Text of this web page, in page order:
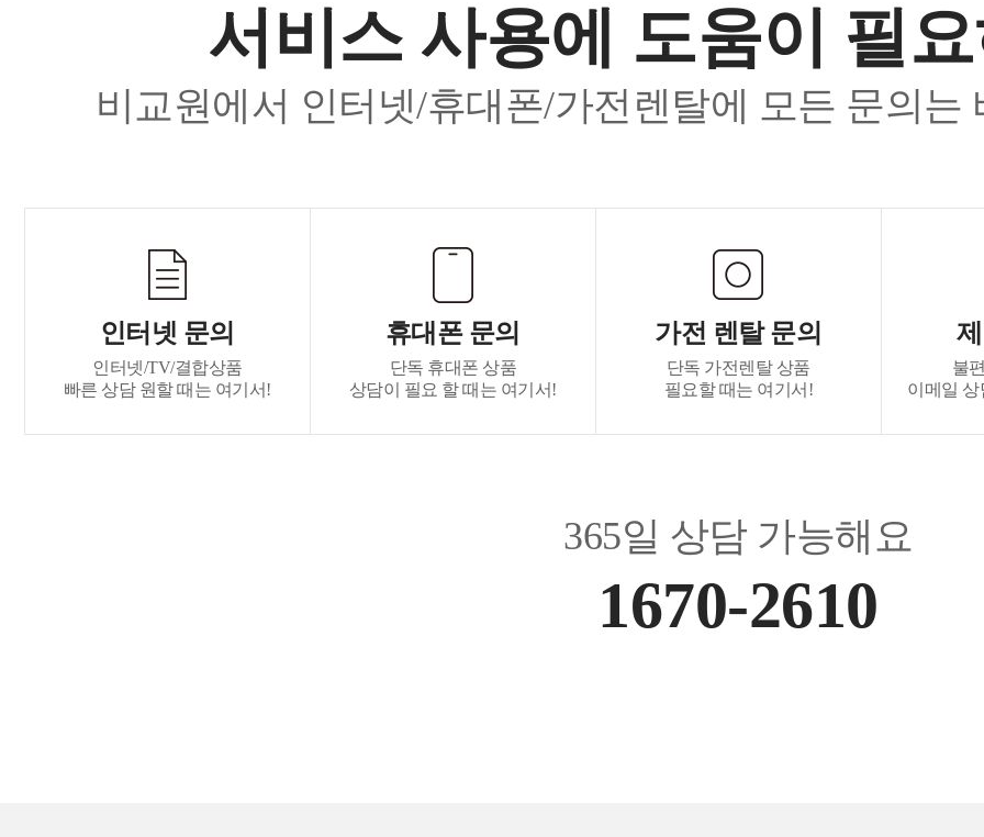
서비스 사용에 도움이 필
비교원에서 인터넷/휴대폰/가전렌탈에 모든 문의는
인터넷 문의
인터넷/TV/결합상품
빠른 상담 원할 때는 여기서!
휴대폰 문의
단독 휴대폰 상품
상담이 필요 할 때는 여기서!
가전 렌탈 문의
단독 가전렌탈 상품
필요할 때는 여기서!
불
이메일 상
365일 상담 가능해요
1670-2610